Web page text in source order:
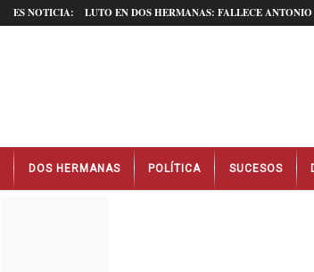
ES NOTICIA: LUTO EN DOS HERMANAS: FALLECE
t
DOS HERMANAS POLÍTICA SUCESOS